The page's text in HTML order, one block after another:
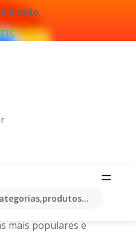
à mão
folhetos,
mais populares e